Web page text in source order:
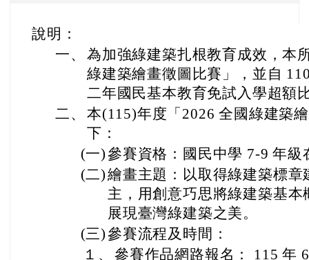
說明：
一、 為加強綠建築扎根教育成效，本
綠建築繪畫徵圖比賽」，並自
二年國民基本教育免試入學超額
二、 本(115)年度「2026 全國綠建築
下：
(一)參賽資格：國民中學 7-9 年級
(二)繪畫主題：以取得綠建築標
主，用創意巧思將綠建築基
展現臺灣綠建築之美。
(三)參賽流程及時間：
１、 參賽作品網路報名： 115 年